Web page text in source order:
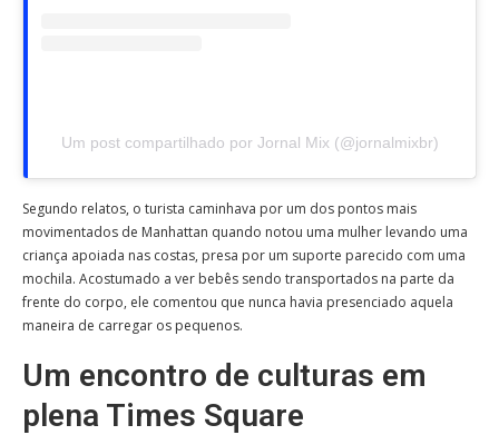
Um post compartilhado por Jornal Mix (@jornalmixbr)
Segundo relatos, o turista caminhava por um dos pontos mais
movimentados de Manhattan quando notou uma mulher levando uma
criança apoiada nas costas, presa por um suporte parecido com uma
mochila. Acostumado a ver bebês sendo transportados na parte da
frente do corpo, ele comentou que nunca havia presenciado aquela
maneira de carregar os pequenos.
Um encontro de culturas em
plena Times Square